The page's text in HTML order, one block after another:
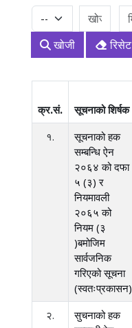
खोजी रिसेट
क्र.सं. सूचनाको शिर्षक
१.
सूचनाको हक
सम्बन्धि ऐन
२०६४ को दफा
५ (३) र
नियमावली
२०६५ को
नियम (३
)बमोजिम
सार्वजनिक
गरिएको सूचना
(स्वतःप्रकासन)
२.
सुचनाको हक